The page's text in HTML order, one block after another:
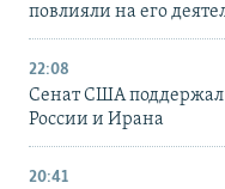
повлияли на его
22:08
Сенат США
России и Ирана
20:41